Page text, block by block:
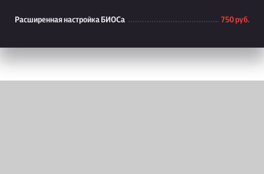
Расширенная настройка БИОСа 750 руб.